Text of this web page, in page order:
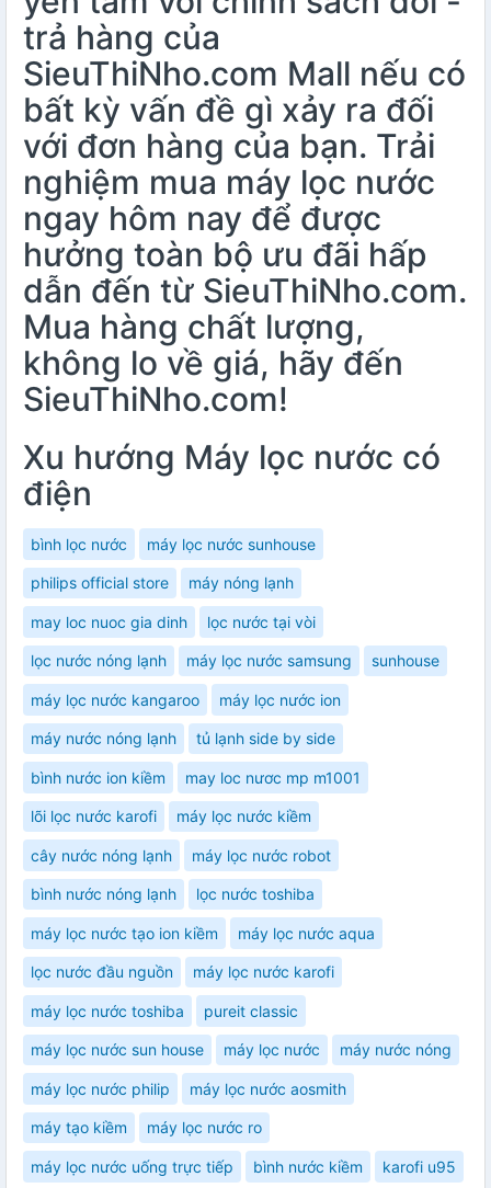
trả hàng của
SieuThiNho.com Mall nếu có
bất kỳ vấn đề gì xảy ra đối
với đơn hàng của bạn. Trải
nghiệm mua máy lọc nước
ngay hôm nay để được
hưởng toàn bộ ưu đãi hấp
dẫn đến từ SieuThiNho.com.
Mua hàng chất lượng,
không lo về giá, hãy đến
SieuThiNho.com!
Xu hướng Máy lọc nước có
điện
bình lọc nước máy lọc nước sunhouse
philips official store máy nóng lạnh
may loc nuoc gia dinh lọc nước tại vòi
lọc nước nóng lạnh máy lọc nước samsung sunhouse
máy lọc nước kangaroo máy lọc nước ion
máy nước nóng lạnh tủ lạnh side by side
bình nước ion kiềm may loc nươc mp m1001
lõi lọc nước karofi máy lọc nước kiềm
cây nước nóng lạnh máy lọc nước robot
bình nước nóng lạnh lọc nước toshiba
máy lọc nước tạo ion kiềm máy lọc nước aqua
lọc nước đầu nguồn máy lọc nước karofi
máy lọc nước toshiba pureit classic
máy lọc nước sun house máy lọc nước máy nước nóng
máy lọc nước philip máy lọc nước aosmith
máy tạo kiềm máy lọc nước ro
máy lọc nước uống trực tiếp bình nước kiềm karofi u95